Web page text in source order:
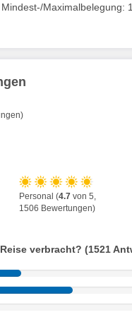
Mindest-/Maximalbelegung:
Personal (4.7von 5,
1506 Bewertungen)
verbracht? (1521